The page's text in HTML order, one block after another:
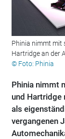
Phinia nimmt mit
Hartridge an der
© Foto: Phinia
Phinia nimmt
und Hartridge
als
vergangenen